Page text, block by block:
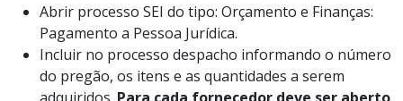
Abrir processo SEI do tipo: Orçamento e Finanças:
Pagamento a Pessoa Jurídica.
Incluir no processo despacho informando o número
do pregão, os itens e as quantidades a serem